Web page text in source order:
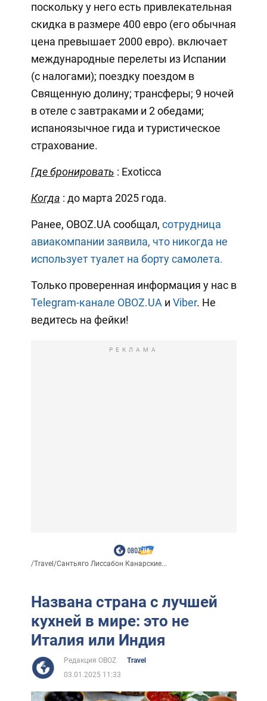
поскольку у него есть привлекательная
скидка в размере 400 евро (его обычная
цена превышает 2000 евро). включает
международные перелеты из Испании
(с налогами); поездку поездом в
Священную долину; трансферы; 9 ночей
в отеле с завтраками и 2 обедами;
испаноязычное гида и туристическое
страхование.
Где бронировать : Exoticca
Когда : до марта 2025 года.
Ранее, OBOZ.UA сообщал, сотрудница
авиакомпании заявила, что никогда не
использует туалет на борту самолета.
Только проверенная информация у нас в
Telegram-канале OBOZ.UA и Viber. Не
ведитесь на фейки!
РЕКЛАМА
/Travel /Сантьяго Лиссабон Канарские...
Названа страна с лучшей
кухней в мире: это не
Италия или Индия
Редакция OBOZ
Travel
03.01.2025 11:33